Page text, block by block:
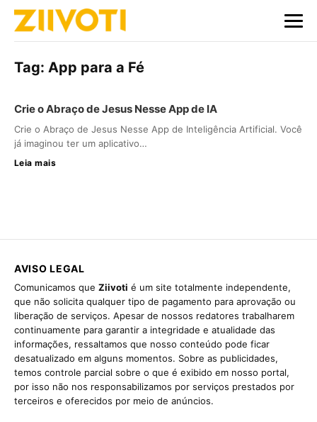
Tag: App para a Fé
Crie o Abraço de Jesus Nesse App de IA
Crie o Abraço de Jesus Nesse App de Inteligência Artificial. Você
já imaginou ter um aplicativo…
Leia mais
AVISO LEGAL
Comunicamos que Ziivoti é um site totalmente independente,
que não solicita qualquer tipo de pagamento para aprovação ou
liberação de serviços. Apesar de nossos redatores trabalharem
continuamente para garantir a integridade e atualidade das
informações, ressaltamos que nosso conteúdo pode ficar
desatualizado em alguns momentos. Sobre as publicidades,
temos controle parcial sobre o que é exibido em nosso portal,
por isso não nos responsabilizamos por serviços prestados por
terceiros e oferecidos por meio de anúncios.